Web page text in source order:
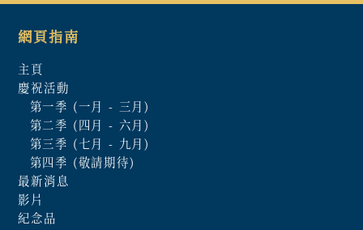
網頁指南
主頁
慶祝活動
第一季 (一月 - 三月)
第二季 (四月 - 六月)
第三季 (七月 - 九月)
第四季 (敬請期待)
最新消息
影片
紀念品